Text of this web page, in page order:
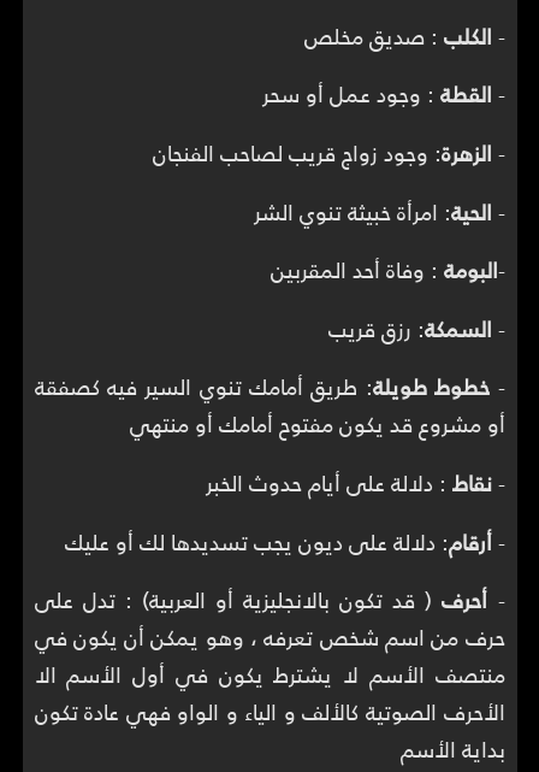
-الكلب : صديق مخلص
-القطة : وجود عمل أو سحر
-الزهرة: وجود زواج قريب لصاحب الفنجان
-الحية: امرأة خبيثة تنوي الشر
-البومة : وفاة أحد المقربين
-السمكة: رزق قريب
- خطوط طويلة: طريق أمامك تنوي السير فيه كصفقة
أو مشروع قد يكون مفتوح أمامك أو منتهي
-نقاط : دلالة على أيام حدوث الخبر
-أرقام: دلالة على ديون يجب تسديدها لك أو عليك
- أحرف ( قد تكون بالانجليزية أو العربية) : تدل على
حرف من اسم شخص تعرفه ، وهو يمكن أن يكون في
منتصف الأسم لا يشترط يكون في أول الأسم الا
الأحرف الصوتية كالألف و الياء و الواو فهي عادة تكون
بداية الأسم